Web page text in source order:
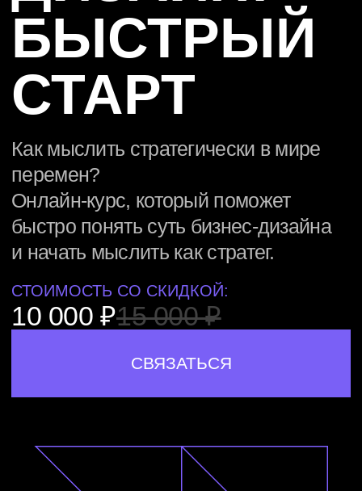
Как мыслить стратегически в мире
перемен?
Онлайн-курс, который поможет
быстро понять суть бизнес-дизайна
и начать мыслить как стратег.
СТОИМОСТЬ СО СКИДКОЙ:
15 000 ₽
СВЯЗАТЬСЯ